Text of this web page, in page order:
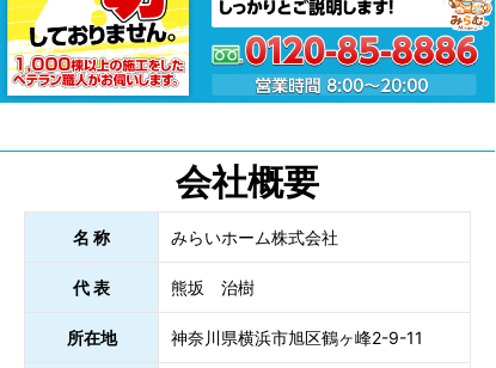
会社概要
名 称 みらいホーム株式会社
代 表 熊坂 治樹
所在地 神奈川県横浜市旭区鶴ヶ峰2-9-11